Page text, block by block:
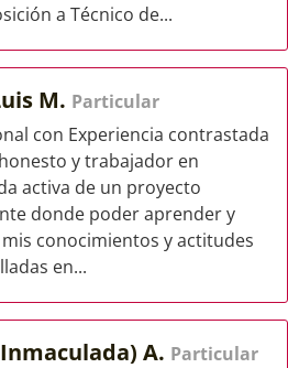
a Técnico de...
M. Particular
con Experiencia contrastada
y trabajador en
activa de un proyecto
donde poder aprender y
conocimientos y actitudes
en...
A. Particular